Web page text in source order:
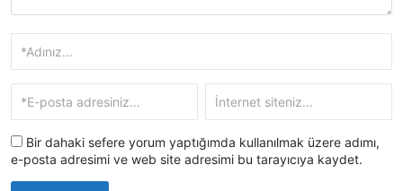
Bir dahaki sefere yorum yaptığımda kullanılmak üzere adımı,
e-posta adresimi ve web site adresimi bu tarayıcıya kaydet.